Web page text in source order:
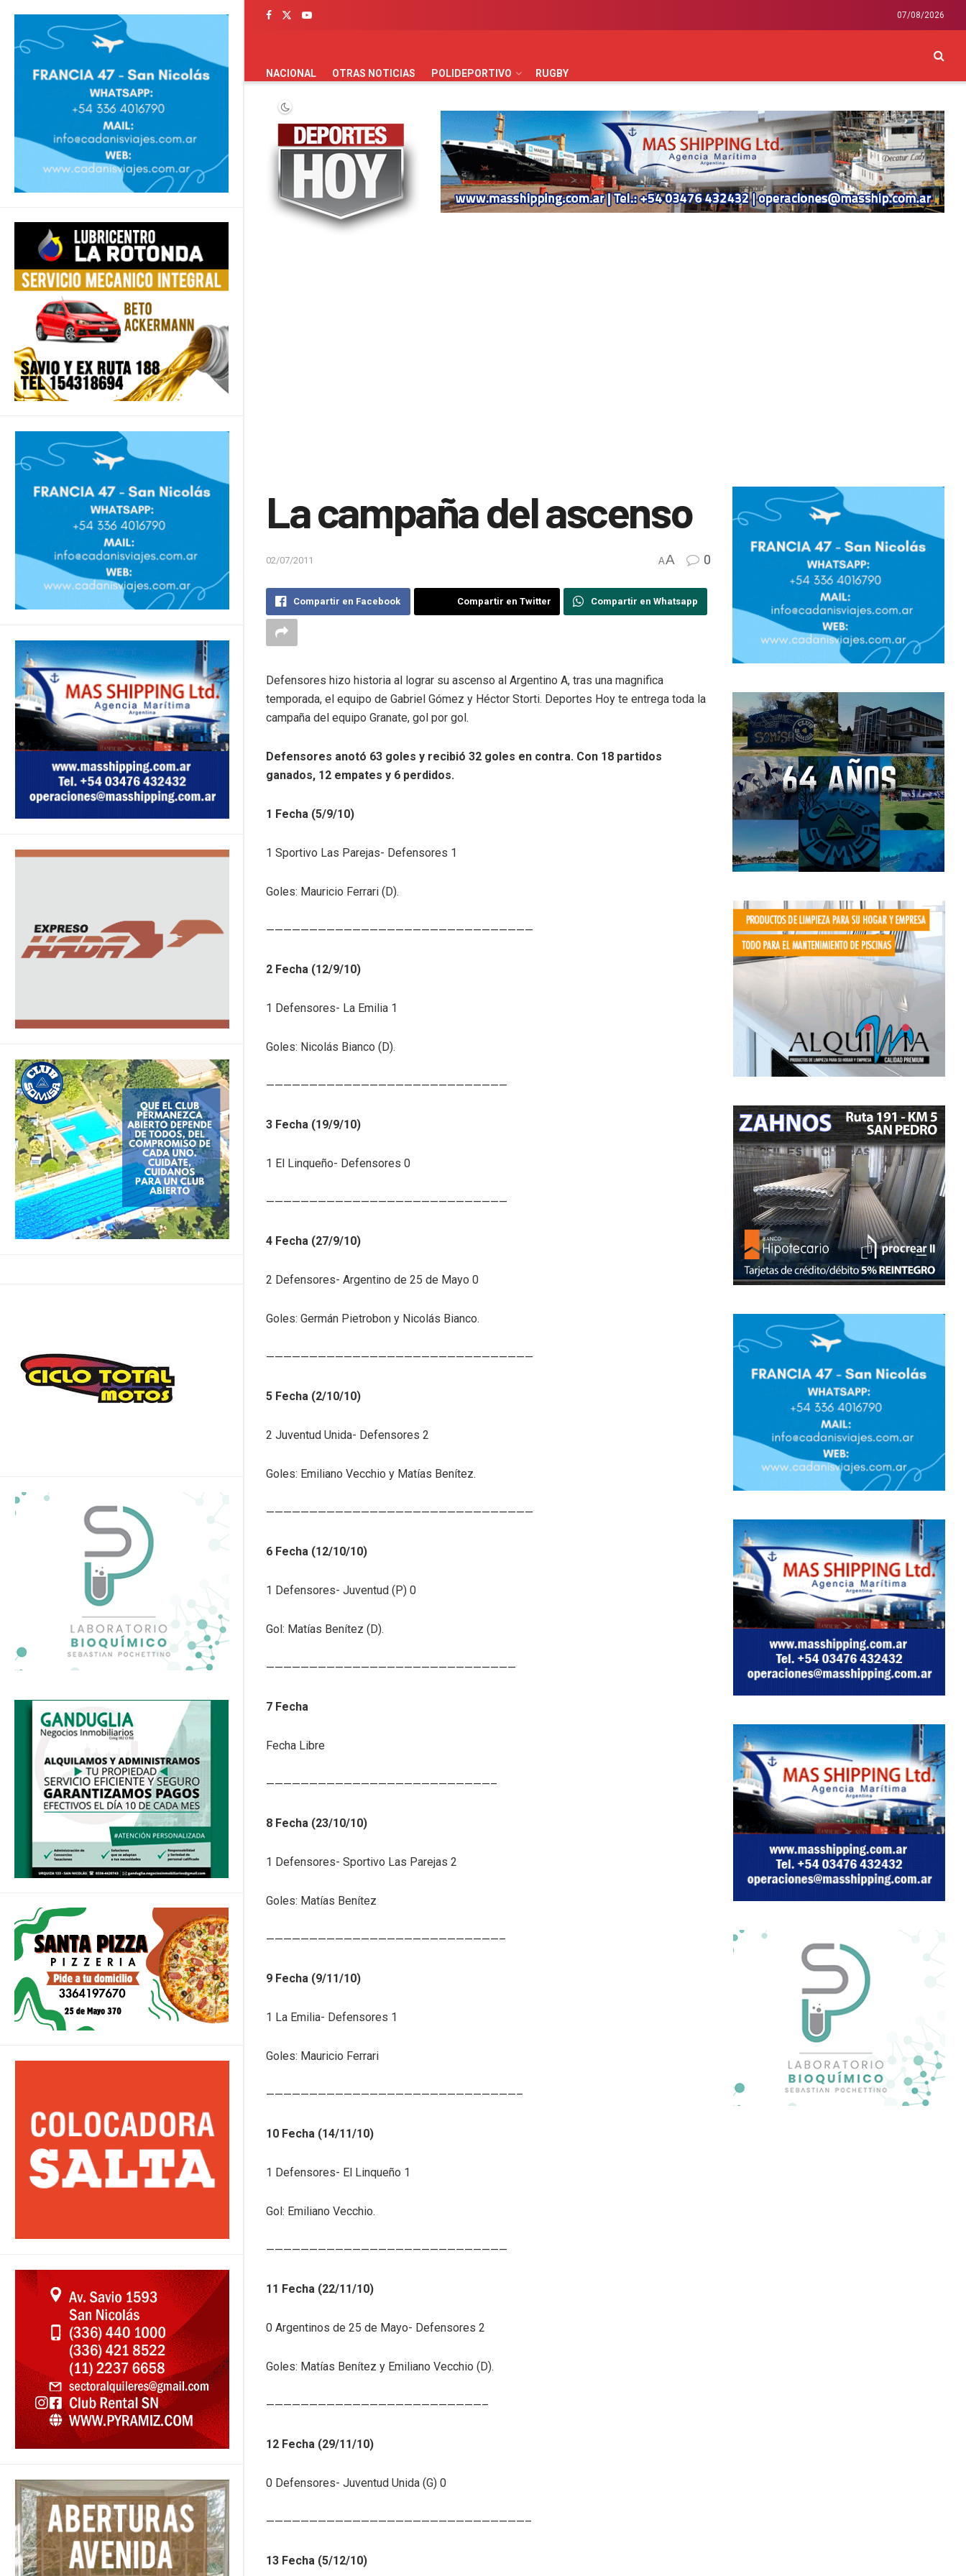
07/08/2026
PORTADA
NACIONAL OTRAS NOTICIAS POLIDEPORTIVO RUGBY
La campaña del ascenso
02/07/2011 AA 0
Compartir en Facebook Compartir en Twitter Compartir en Whatsapp
Defensores hizo historia al lograr su ascenso al Argentino A, tras una magnifica
temporada, el equipo de Gabriel Gómez y Héctor Storti. Deportes Hoy te entrega toda la
campaña del equipo Granate, gol por gol.
Defensores anotó 63 goles y recibió 32 goles en contra. Con 18 partidos
ganados, 12 empates y 6 perdidos.
1 Fecha (5/9/10)
1 Sportivo Las Parejas- Defensores 1
Goles: Mauricio Ferrari (D).
———————————————————————————————
2 Fecha (12/9/10)
1 Defensores- La Emilia 1
Goles: Nicolás Bianco (D).
————————————————————————————
3 Fecha (19/9/10)
1 El Linqueño- Defensores 0
————————————————————————————
4 Fecha (27/9/10)
2 Defensores- Argentino de 25 de Mayo 0
Goles: Germán Pietrobon y Nicolás Bianco.
———————————————————————————————
5 Fecha (2/10/10)
2 Juventud Unida- Defensores 2
Goles: Emiliano Vecchio y Matías Benítez.
———————————————————————————————
6 Fecha (12/10/10)
1 Defensores- Juventud (P) 0
Gol: Matías Benítez (D).
—————————————————————————————
7 Fecha
Fecha Libre
——————————————————————————–
8 Fecha (23/10/10)
1 Defensores- Sportivo Las Parejas 2
Goles: Matías Benítez
———————————————————————————–
9 Fecha (9/11/10)
1 La Emilia- Defensores 1
Goles: Mauricio Ferrari
—————————————————————————————–
10 Fecha (14/11/10)
1 Defensores- El Linqueño 1
Gol: Emiliano Vecchio.
————————————————————————————
11 Fecha (22/11/10)
0 Argentinos de 25 de Mayo- Defensores 2
Goles: Matías Benítez y Emiliano Vecchio (D).
—————————————————————————–
12 Fecha (29/11/10)
0 Defensores- Juventud Unida (G) 0
——————————————————————————————–
13 Fecha (5/12/10)